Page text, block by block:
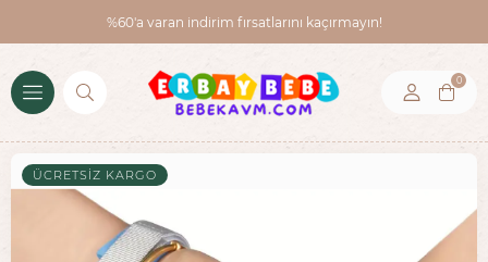
%60'a varan indirim fırsatlarını kaçırmayın!
0
ÜCRETSIZ KARGO